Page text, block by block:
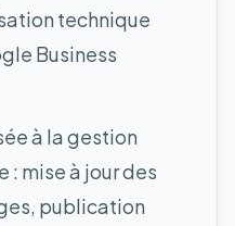
technique
Business
à la gestion
: mise à jour des
publication